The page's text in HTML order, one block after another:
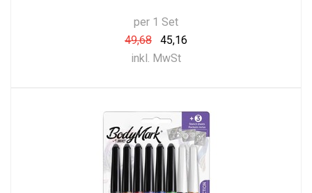
per 1 Set
49,68
45,16
inkl. MwSt